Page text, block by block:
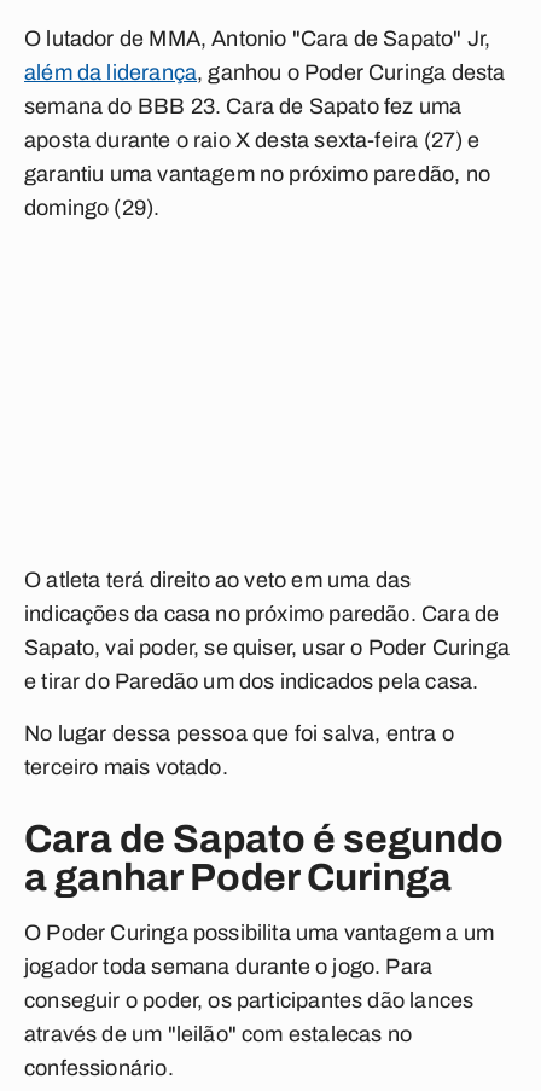
O lutador de MMA, Antonio "Cara de Sapato" Jr,
além da liderança, ganhou o Poder Curinga desta
semana do BBB 23. Cara de Sapato fez uma
aposta durante o raio X desta sexta-feira (27) e
garantiu uma vantagem no próximo paredão, no
domingo (29).
O atleta terá direito ao veto em uma das
indicações da casa no próximo paredão. Cara de
Sapato, vai poder, se quiser, usar o Poder Curinga
e tirar do Paredão um dos indicados pela casa.
No lugar dessa pessoa que foi salva, entra o
terceiro mais votado.
Cara de Sapato é segundo
a ganhar Poder Curinga
O Poder Curinga possibilita uma vantagem a um
jogador toda semana durante o jogo. Para
conseguir o poder, os participantes dão lances
através de um "leilão" com estalecas no
confessionário.